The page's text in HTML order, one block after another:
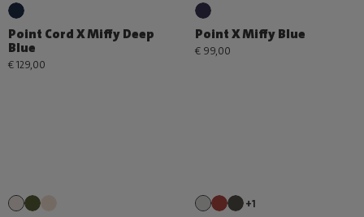
Point Cord X Miffy Deep
Blue
€ 129,00
Point X Miffy Blue
€ 99,00
+1